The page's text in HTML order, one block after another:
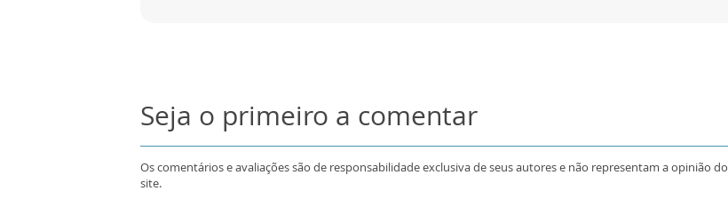
Seja o primeiro a comentar
Os comentários e avaliações são de responsabilidade exclusiva de seus autores e não representam a opinião do
site.